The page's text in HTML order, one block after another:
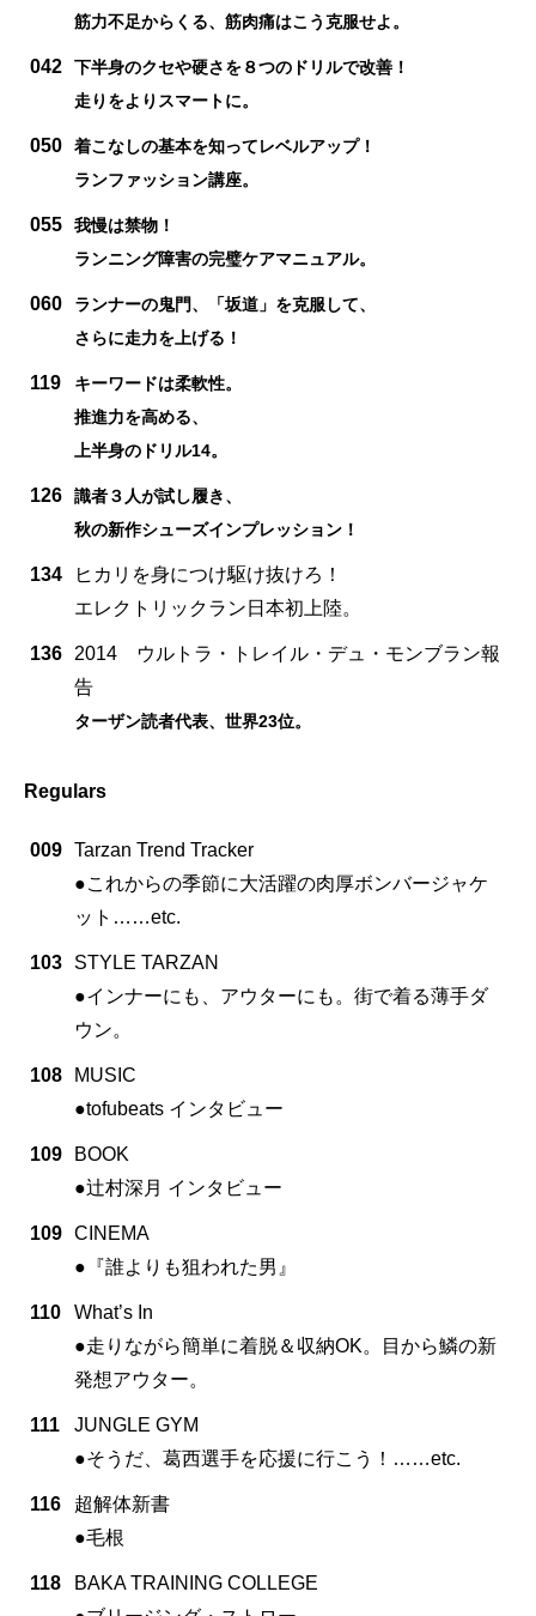
筋力不足からくる、筋肉痛はこう克服せよ。
042
下半身のクセや硬さを８つのドリルで改善！
走りをよりスマートに。
050
着こなしの基本を知ってレベルアップ！
ランファッション講座。
055
我慢は禁物！
ランニング障害の完璧ケアマニュアル。
060
ランナーの鬼門、「坂道」を克服して、
さらに走力を上げる！
119
キーワードは柔軟性。
推進力を高める、
上半身のドリル14。
126
識者３人が試し履き、
秋の新作シューズインプレッション！
134
ヒカリを身につけ駆け抜けろ！
エレクトリックラン日本初上陸。
136
2014 ウルトラ・トレイル・デュ・モンブラン報
告
ターザン読者代表、世界23位。
Regulars
009 Tarzan Trend Tracker
●これからの季節に大活躍の肉厚ボンバージャケ
ット……etc.
103
STYLE TARZAN
●インナーにも、アウターにも。街で着る薄手ダ
ウン。
108
MUSIC
●tofubeats インタビュー
109
BOOK
●辻村深月 インタビュー
109 CINEMA
●『誰よりも狙われた男』
110
What’s In
●走りながら簡単に着脱＆収納OK。目から鱗の新
発想アウター。
111
JUNGLE GYM
●そうだ、葛西選手を応援に行こう！……etc.
116
超解体新書
●毛根
118
BAKA TRAINING COLLEGE